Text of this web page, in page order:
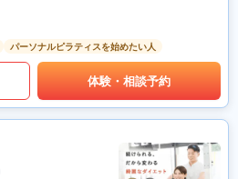
パーソナルピラティスを始めたい人
体験・相談予約